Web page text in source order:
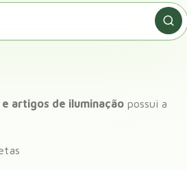
artigos de iluminação possui a